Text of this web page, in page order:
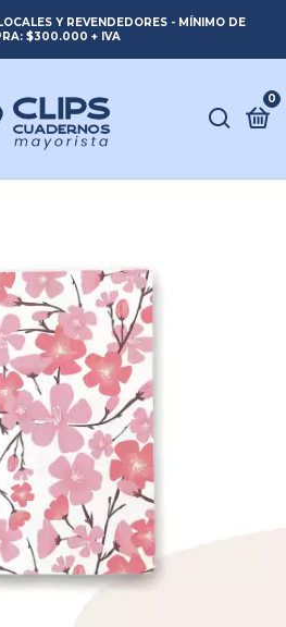
Y REVENDEDORES - MÍNIMO DE
$300.000 + IVA
0